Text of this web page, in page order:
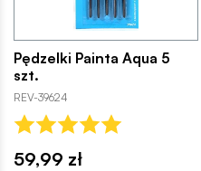
Pędzelki Painta Aqua 5
szt.
REV-39624
59,99 zł